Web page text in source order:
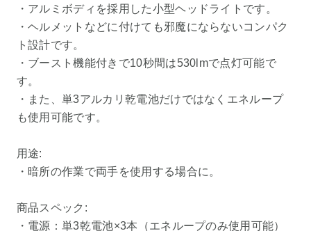
・アルミボディを採用した小型ヘッドライトです。
・ヘルメットなどに付けても邪魔にならないコンパク
ト設計です。
・ブースト機能付きで10秒間は530lmで点灯可能で
す。
・また、単3アルカリ乾電池だけではなくエネループ
も使用可能です。
用途:
・暗所の作業で両手を使用する場合に。
商品スペック:
・電源：単3乾電池×3本（エネループのみ使用可能）